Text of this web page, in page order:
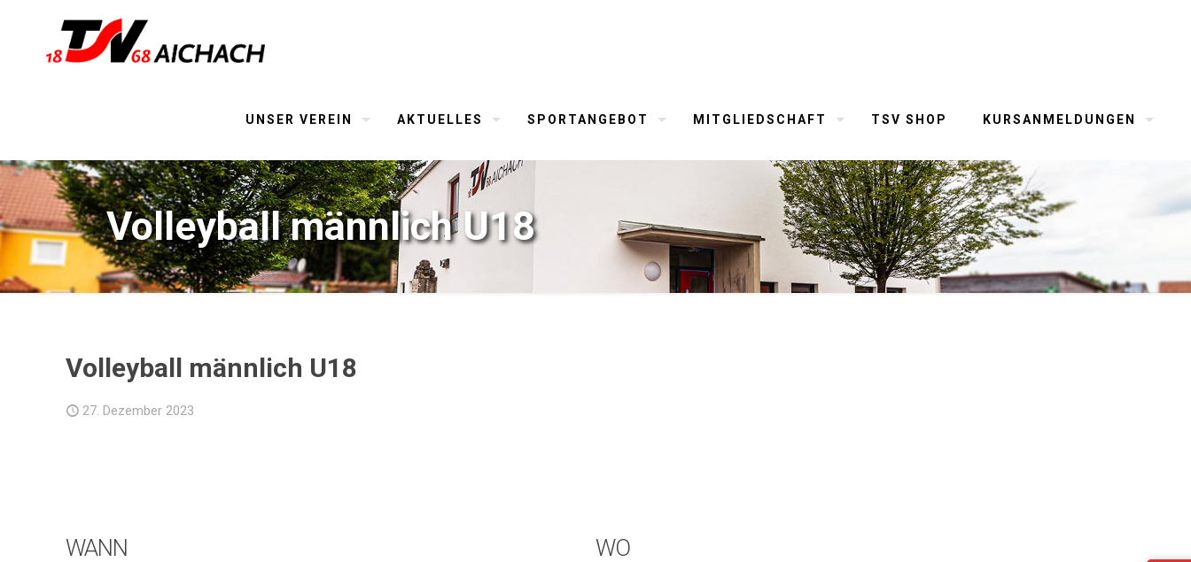
UNSER VEREIN AKTUELLES SPORTANGEBOT MITGLIEDSCHAFT TSV SHOP KURSANMELDUNGEN
Volleyball männlich U18
Volleyball männlich U18
27. Dezember 2023
WANN WO